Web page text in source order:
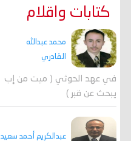
كتابات واقلام
محمد عبدالله
القادري
في عهد الحوثي ( ميت من إب
يبحث عن قبر )
عبدالكريم أحمد سعيد